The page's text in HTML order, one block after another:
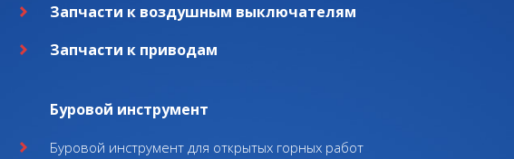
Запчасти к воздушным выключателям
Запчасти к приводам
Буровой инструмент
Буровой инструмент для открытых горных работ